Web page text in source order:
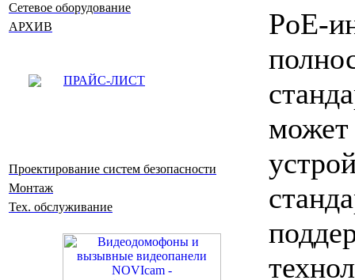
Сетевое оборудование
АРХИВ
ПРАЙС-ЛИСТ
Проектирование систем безопасности
Монтаж
Тех. обслуживание
PoE-